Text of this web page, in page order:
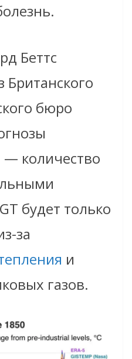
Беттс
Британского
бюро
количество
будет только
за
и
газов.